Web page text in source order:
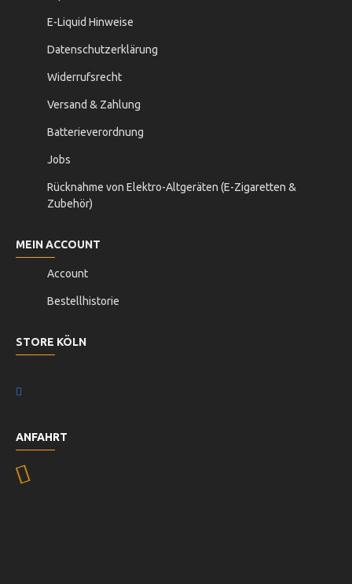
E-Liquid Hinweise
Datenschutzerklärung
Widerrufsrecht
Versand & Zahlung
Batterieverordnung
Jobs
Rücknahme von Elektro-Altgeräten (E-Zigaretten &
Zubehör)
MEIN ACCOUNT
Account
Bestellhistorie
STORE KÖLN
ANFAHRT